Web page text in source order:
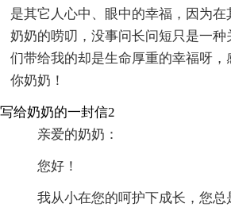
是其它人心中、眼中的幸福，因为在
奶奶的唠叨，没事问长问短只是一
们带给我的却是生命厚重的幸福呀
你奶奶！
写给奶奶的一封信2
亲爱的奶奶：
您好！
我从小在您的呵护下成长，您总